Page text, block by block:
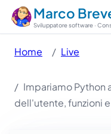
Marco
Sviluppatore software ·
Home Live
Impariamo Python
dell'utente, funzioni